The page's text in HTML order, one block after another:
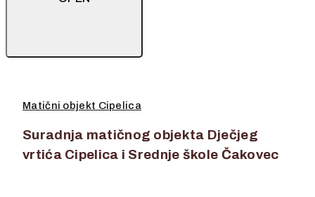
Matični objekt Cipelica
Suradnja matičnog objekta Dječjeg
vrtića Cipelica i Srednje škole Čakovec